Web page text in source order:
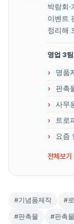
박람회
이벤트
정리해
영업 3
사무
트로
전체보기
#기념품제작 #
#판촉물 #판촉